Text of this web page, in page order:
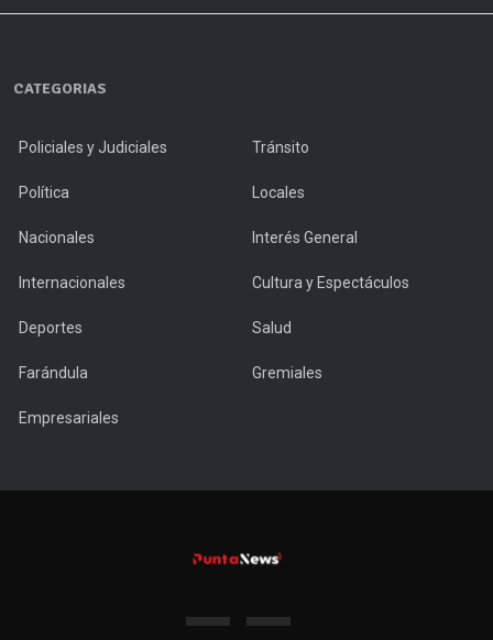
CATEGORIAS
Policiales y Judiciales Tránsito
Política Locales
Nacionales Interés General
Internacionales Cultura y Espectáculos
Deportes Salud
Farándula Gremiales
Empresariales